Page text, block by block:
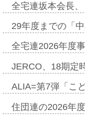
全宅連坂本会長
29年度までの「
全宅連2026年度
JERCO、18期定
ALIA=第7弾「こ
住団連の2026年